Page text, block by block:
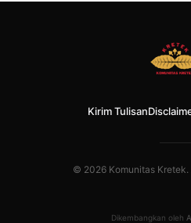
Kirim Tulisan
© 2026 Komunitas Kretek.
Dikembangkan oleh